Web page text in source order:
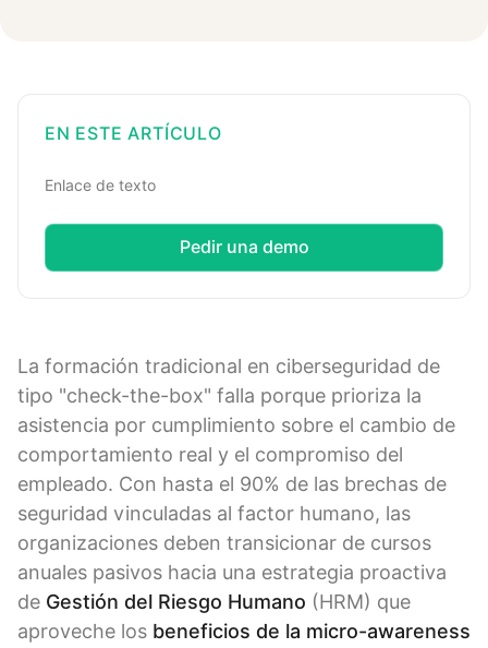
EN ESTE ARTÍCULO
Enlace de texto
Pedir una demo
La formación tradicional en ciberseguridad de
tipo "check-the-box" falla porque prioriza la
asistencia por cumplimiento sobre el cambio de
comportamiento real y el compromiso del
empleado. Con hasta el 90% de las brechas de
seguridad vinculadas al factor humano, las
organizaciones deben transicionar de cursos
anuales pasivos hacia una estrategia proactiva
de Gestión del Riesgo Humano (HRM) que
aproveche los beneficios de la micro-awareness